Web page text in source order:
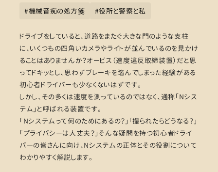
#機械音痴の処方箋 #役所と警察と私
ドライブをしていると、道路をまたぐ大きな門のような支柱
に、いくつもの四角いカメラやライトが並んでいるのを見かけ
ることはありませんか？オービス（速度違反取締装置）だと思
ってドキッとし、思わずブレーキを踏んでしまった経験がある
初心者ドライバーも少なくないはずです。
しかし、その多くは速度を測っているのではなく、通称「Nシス
テム」と呼ばれる装置です。
「Nシステムって何のためにあるの？」「撮られたらどうなる？」
「プライバシーは大丈夫？」そんな疑問を持つ初心者ドライ
バーの皆さんに向け、Nシステムの正体とその役割について
わかりやすく解説します。